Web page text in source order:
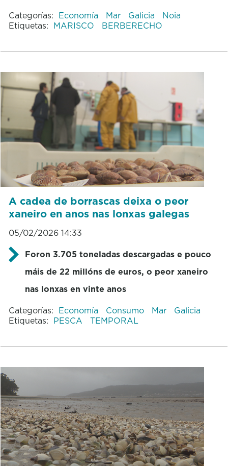
Categorías: Economía Mar Galicia
Noia
Etiquetas: MARISCO BERBERECHO
A cadea de borrascas deixa o peor
xaneiro en anos nas lonxas galegas
05/02/2026 14:33
Foron 3.705 toneladas descargadas e pouco
máis de 22 millóns de euros, o peor xaneiro
nas lonxas en vinte anos
Categorías: Economía Consumo Mar
Galicia
Etiquetas: PESCA TEMPORAL